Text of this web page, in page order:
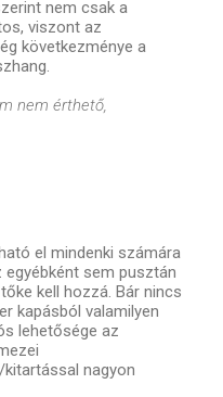
nem csak a
viszont az
következménye a
nem érthető,
el mindenki számára
sem pusztán
kell hozzá. Bár nincs
kapásból valamilyen
lehetősége az
nagyon